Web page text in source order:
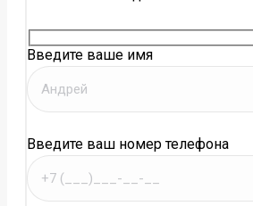
Введите ваше имя
Введите ваш номер телефона